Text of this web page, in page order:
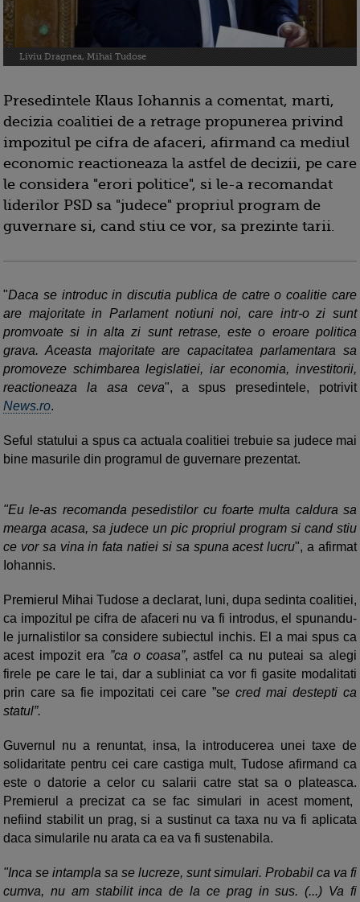
Liviu Dragnea, Mihai Tudose
Presedintele Klaus Iohannis a comentat, marti,
decizia coalitiei de a retrage propunerea privind
impozitul pe cifra de afaceri, afirmand ca mediul
economic reactioneaza la astfel de decizii, pe care
le considera "erori politice", si le-a recomandat
liderilor PSD sa "judece" propriul program de
guvernare si, cand stiu ce vor, sa prezinte tarii.
"Daca se introduc in discutia publica de catre o coalitie care
are majoritate in Parlament notiuni noi, care intr-o zi sunt
promvoate si in alta zi sunt retrase, este o eroare politica
grava. Aceasta majoritate are capacitatea parlamentara sa
promoveze schimbarea legislatiei, iar economia, investitorii,
reactioneaza la asa ceva", a spus presedintele, potrivit
News.ro.
Seful statului a spus ca actuala coalitiei trebuie sa judece mai
bine masurile din programul de guvernare prezentat.
"Eu le-as recomanda pesedistilor cu foarte multa caldura sa
mearga acasa, sa judece un pic propriul program si cand stiu
ce vor sa vina in fata natiei si sa spuna acest lucru", a afirmat
Iohannis.
Premierul Mihai Tudose a declarat, luni, dupa sedinta coalitiei,
ca impozitul pe cifra de afaceri nu va fi introdus, el spunandu-
le jurnalistilor sa considere subiectul inchis. El a mai spus ca
acest impozit era ”ca o coasa”, astfel ca nu puteai sa alegi
firele pe care le tai, dar a subliniat ca vor fi gasite modalitati
prin care sa fie impozitati cei care ”se cred mai destepti ca
statul”.
Guvernul nu a renuntat, insa, la introducerea unei taxe de
solidaritate pentru cei care castiga mult, Tudose afirmand ca
este o datorie a celor cu salarii catre stat sa o plateasca.
Premierul a precizat ca se fac simulari in acest moment,
nefiind stabilit un prag, si a sustinut ca taxa nu va fi aplicata
daca simularile nu arata ca ea va fi sustenabila.
"Inca se intampla sa se lucreze, sunt simulari. Probabil ca va fi
cumva, nu am stabilit inca de la ce prag in sus. (...) Va fi